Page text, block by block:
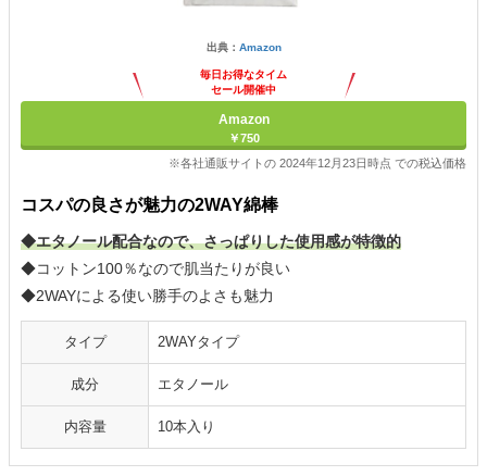
出典： Amazon
毎日お得なタイム
セール開催中
Amazon
￥750
※各社通販サイトの 2024年12月23日時点 での税込価格
コスパの良さが魅力の2WAY綿棒
◆エタノール配合なので、さっぱりした使用感が特徴的
◆コットン100％なので肌当たりが良い
◆2WAYによる使い勝手のよさも魅力
タイプ 2WAYタイプ
成分 エタノール
内容量 10本入り